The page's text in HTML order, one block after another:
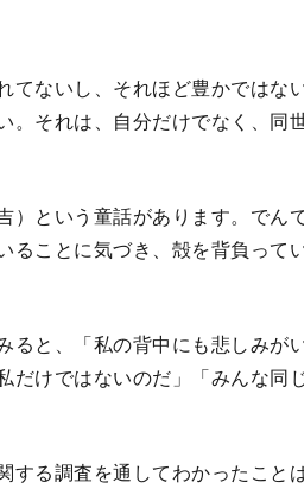
ないし、それほど豊かではな
。それは、自分だけでなく、同
）という童話があります。でん
ることに気づき、殻を背負って
と、「私の背中にも悲しみが
だけではないのだ」「みんな同
る調査を通してわかったこと